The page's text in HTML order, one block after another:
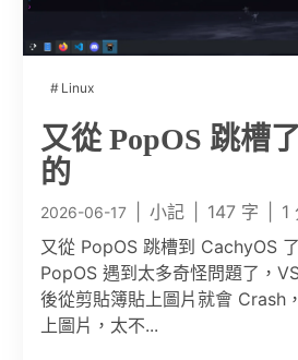
Linux
又從 PopOS 跳槽
的
2026-06-17 小記 147 字
1
又從 PopOS 跳槽到 CachyOS
PopOS 遇到太多奇怪問題了，
後從剪貼簿貼上圖片就會 Crash
上圖片，太不...